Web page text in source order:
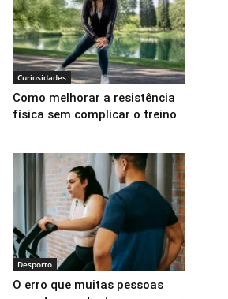
Curiosidades
Como melhorar a resistência
física sem complicar o treino
Desporto
O erro que muitas pessoas